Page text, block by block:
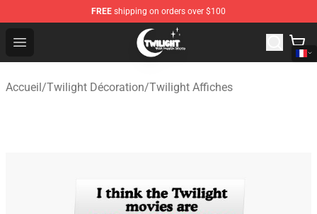
FREE shipping on orders over $100
Open menu
Twilight Store - Official Twilight Merchandise Shop
Accueil/Twilight Décoration/Twilight Affiches